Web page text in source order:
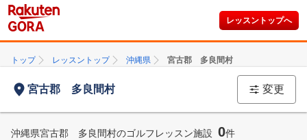
レッスントップへ
トップ レッスントップ 沖縄県 宮古郡 多良間村
宮古郡 多良間村 変更
沖縄県宮古郡 多良間村のゴルフレッスン施設 0件